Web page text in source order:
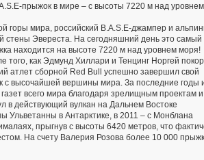
прыжок в мире – с высоты 7220 м над уровнем
горы мира, российский B.A.S.E-джампер и
стены Эвереста. На сегодняшний день это самый
находится на высоте 7220 м над уровнем моря!
как Эдмунд Хиллари и Тенцинг Норгей
атлет сборной Red Bull успешно завершил свой
с высочайшей вершины мира. За последние годы
всего мира благодаря зрелищным проектам и
в действующий вулкан на Дальнем Востоке
Ульветанны в Антарктике, в 2011 – с Монблана
прыгнув с высоты 6420 метров, что
На счету Валерия Розова более 10 000